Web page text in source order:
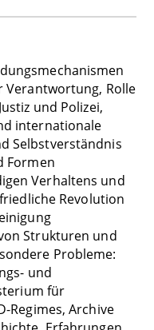
Verantwortung, Rolle
und Polizei,
internationale
Selbstverständnis
Formen
Verhaltens und
Revolution
Strukturen und
Probleme:
und
für
Regimes, Archive